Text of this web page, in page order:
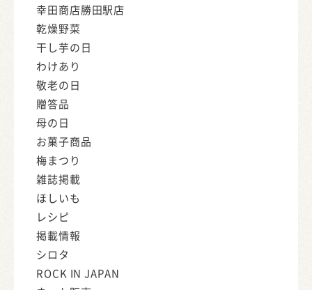
幸田商店勝田駅店
乾燥野菜
干し芋の日
わけあり
敬老の日
贈答品
母の日
お菓子商品
梅まつり
雑誌掲載
ほしいも
レシピ
掲載情報
シロタ
ROCK IN JAPAN